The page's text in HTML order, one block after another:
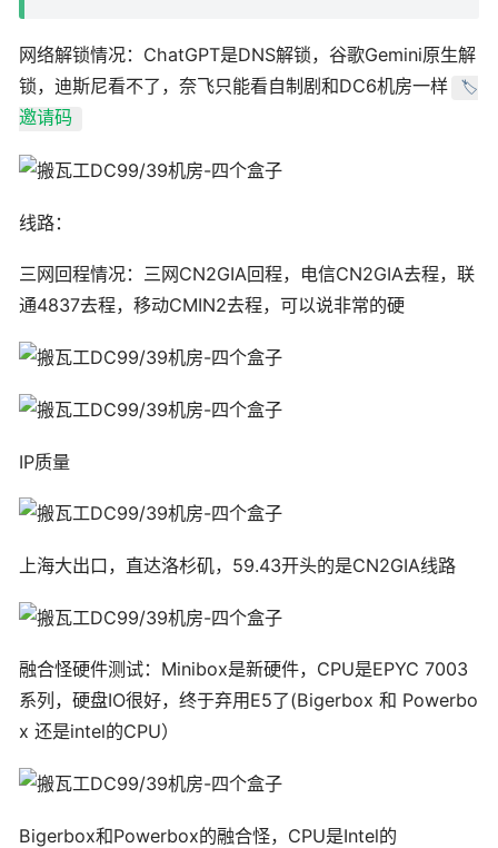
网络解锁情况：ChatGPT是DNS解锁，谷歌Gemini原生解
锁，迪斯尼看不了，奈飞只能看自制剧和DC6机房一样
🏷️
邀请码
线路：
三网回程情况：三网CN2GIA回程，电信CN2GIA去程，联
通4837去程，移动CMIN2去程，可以说非常的硬
IP质量
上海大出口，直达洛杉矶，59.43开头的是CN2GIA线路
融合怪硬件测试：Minibox是新硬件，CPU是EPYC 7003
系列，硬盘IO很好，终于弃用E5了(Bigerbox 和 Powerbo
x 还是intel的CPU）
Bigerbox和Powerbox的融合怪，CPU是Intel的